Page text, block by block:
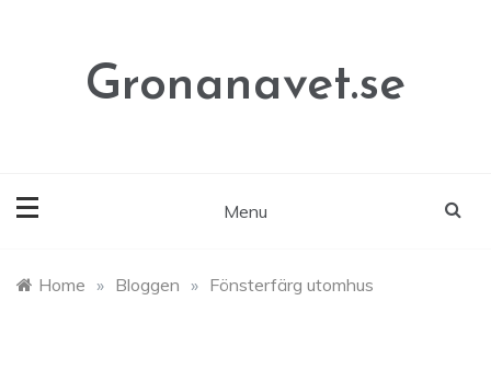
Gronanavet.se
Menu
Home » Bloggen » Fönsterfärg utomhus